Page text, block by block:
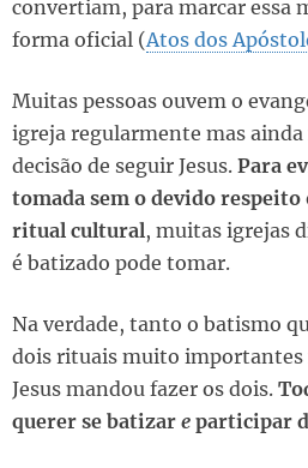
convertiam, para marcar essa
forma oficial (Atos dos
Muitas pessoas ouvem o
igreja regularmente mas
decisão de seguir Jesus. Para
tomada sem o devido respeito
ritual cultural, muitas igrejas
é batizado pode tomar.
Na verdade, tanto o batismo
dois rituais muito importantes
Jesus mandou fazer os dois.
querer se batizar e participar